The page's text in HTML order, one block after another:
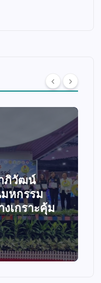
ทั่วไป
หลวงพี่น้ำฝน ทำพิธี
ศูนย์ฝึกมวยไทย เรือ
อ่างทอง สมศักดิ์ฯ ป
admin สิงหาคม 7, 2026